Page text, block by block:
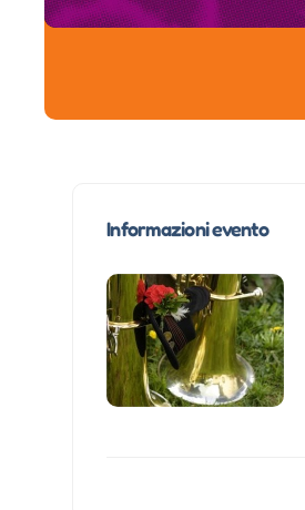
Informazioni evento